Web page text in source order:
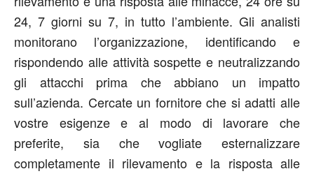
24, 7 giorni su 7, in tutto l’ambiente. Gli analisti
monitorano l’organizzazione, identificando e
rispondendo alle attività sospette e neutralizzando
gli attacchi prima che abbiano un impatto
sull’azienda. Cercate un fornitore che si adatti alle
vostre esigenze e al modo di lavorare che
preferite, sia che vogliate esternalizzare
completamente il rilevamento e la risposta alle